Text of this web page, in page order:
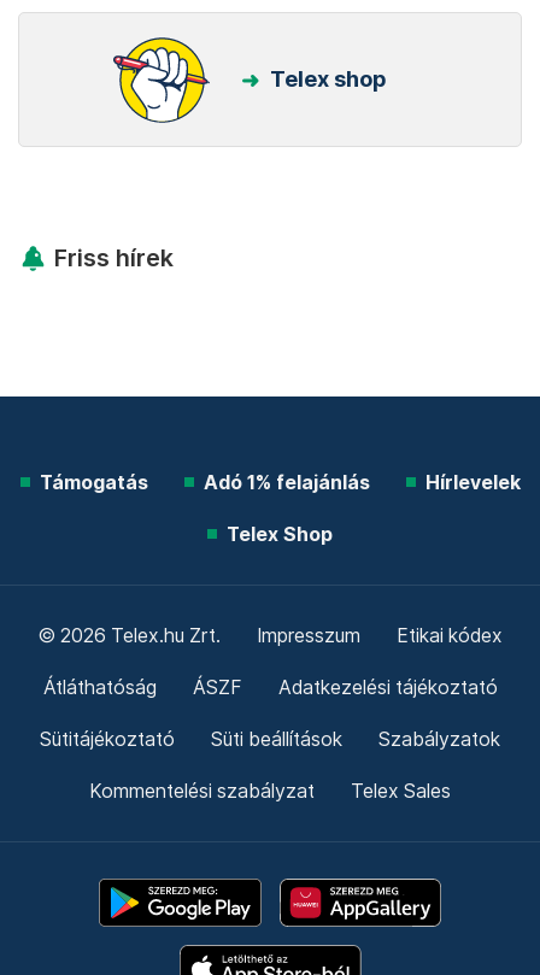
Telex shop
Friss hírek
Támogatás Adó 1% felajánlás Hírlevelek
Telex Shop
© 2026 Telex.hu Zrt. Impresszum Etikai kódex
Átláthatóság ÁSZF Adatkezelési tájékoztató
Sütitájékoztató Süti beállítások Szabályzatok
Kommentelési szabályzat Telex Sales